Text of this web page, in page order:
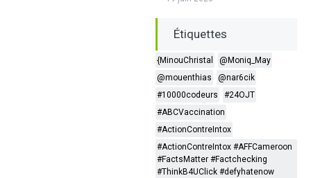
Étiquettes
{MinouChristal
@Moniq_May
@mouenthias
@nar6cik
#10000codeurs
#24OJT
#ABCVaccination
#ActionContreIntox
#ActionContreIntox #AFFCameroon
#FactsMatter #Factchecking
#ThinkB4UClick #defyhatenow